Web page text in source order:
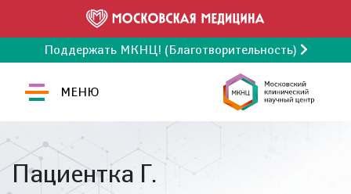
Поддержать МКНЦ! (Благотворительность)
МЕНЮ
Пациентка Г.